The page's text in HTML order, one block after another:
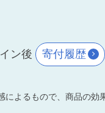
ン後 寄付履歴
よるもので、商品の効